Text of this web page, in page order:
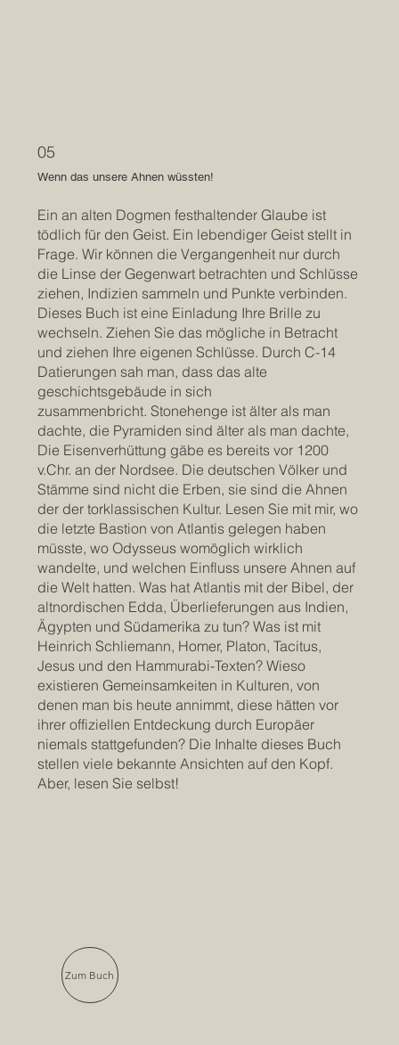
05
Wenn das unsere Ahnen wüssten!
Ein an alten Dogmen festhaltender Glaube ist
tödlich für den Geist. Ein lebendiger Geist stellt in
Frage. Wir können die Vergangenheit nur durch
die Linse der Gegenwart betrachten und Schlüsse
ziehen, Indizien sammeln und Punkte verbinden.
Dieses Buch ist eine Einladung Ihre Brille zu
wechseln. Ziehen Sie das mögliche in Betracht
und ziehen Ihre eigenen Schlüsse. Durch C-14
Datierungen sah man, dass das alte
geschichtsgebäude in sich
zusammenbricht. Stonehenge ist älter als man
dachte, die Pyramiden sind älter als man dachte,
Die Eisenverhüttung gäbe es bereits vor 1200
v.Chr. an der Nordsee. Die deutschen Völker und
Stämme sind nicht die Erben, sie sind die Ahnen
der der torklassischen Kultur. Lesen Sie mit mir, wo
die letzte Bastion von Atlantis gelegen haben
müsste, wo Odysseus womöglich wirklich
wandelte, und welchen Einfluss unsere Ahnen auf
die Welt hatten. Was hat Atlantis mit der Bibel, der
altnordischen Edda, Überlieferungen aus Indien,
Ägypten und Südamerika zu tun? Was ist mit
Heinrich Schliemann, Homer, Platon, Tacitus,
Jesus und den Hammurabi-Texten? Wieso
existieren Gemeinsamkeiten in Kulturen, von
denen man bis heute annimmt, diese hätten vor
ihrer offiziellen Entdeckung durch Europäer
niemals stattgefunden? Die Inhalte dieses Buch
stellen viele bekannte Ansichten auf den Kopf.
Aber, lesen Sie selbst!
Zum Buch